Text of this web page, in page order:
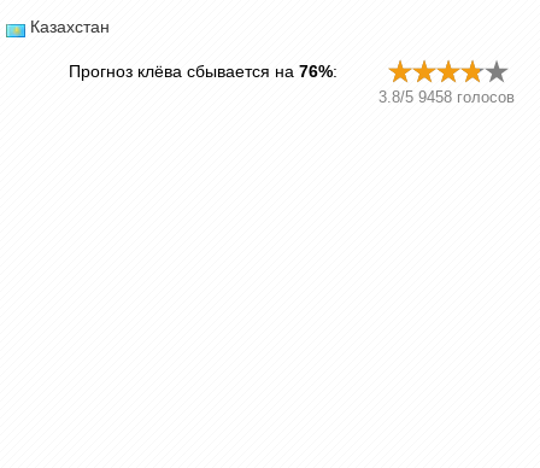
Казахстан
Прогноз клёва сбывается на 76%:
3.8/5 9458 голосов